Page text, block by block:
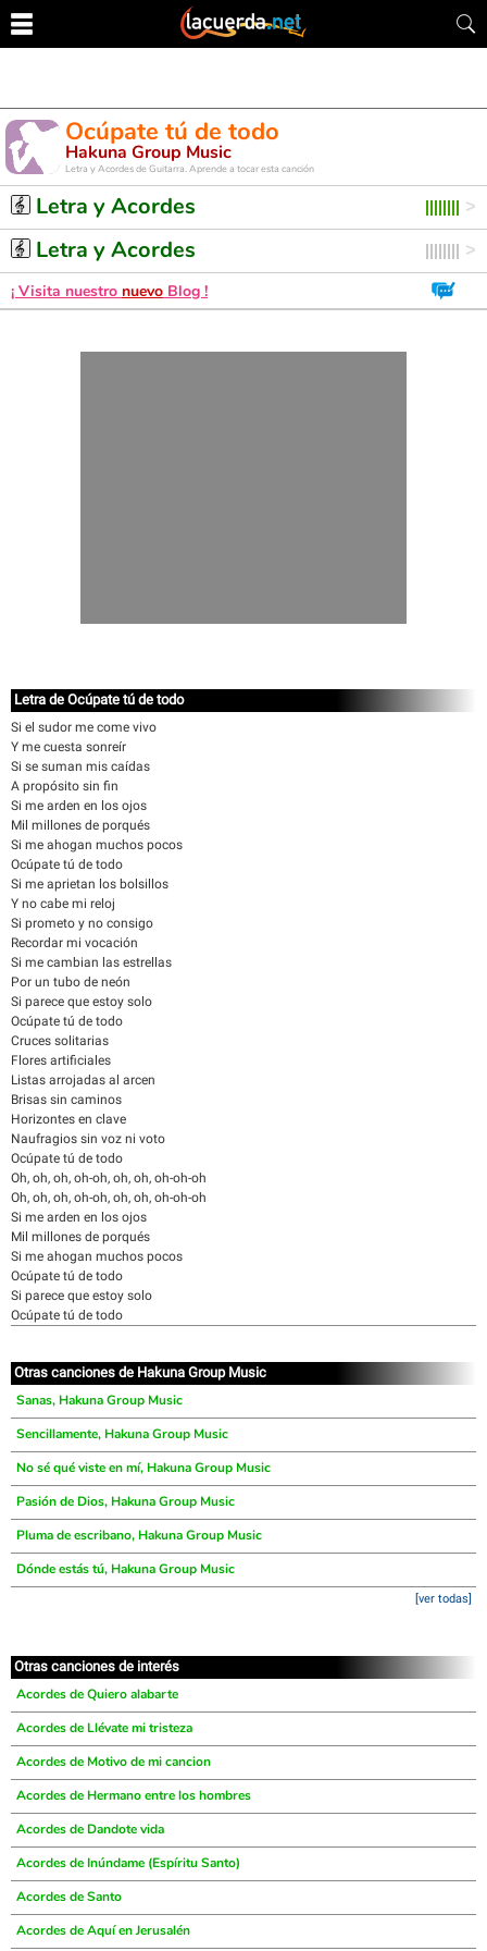
Ocúpate tú de todo
Hakuna Group Music
Letra y Acordes de Guitarra. Aprende a tocar esta canción
Letra y Acordes
Letra y Acordes
¡ Visita nuestro nuevo Blog !
Letra de Ocúpate tú de todo
Si el sudor me come vivo
Y me cuesta sonreír
Si se suman mis caídas
A propósito sin fin
Si me arden en los ojos
Mil millones de porqués
Si me ahogan muchos pocos
Ocúpate tú de todo
Si me aprietan los bolsillos
Y no cabe mi reloj
Si prometo y no consigo
Recordar mi vocación
Si me cambian las estrellas
Por un tubo de neón
Si parece que estoy solo
Ocúpate tú de todo
Cruces solitarias
Flores artificiales
Listas arrojadas al arcen
Brisas sin caminos
Horizontes en clave
Naufragios sin voz ni voto
Ocúpate tú de todo
Oh, oh, oh, oh-oh, oh, oh, oh-oh-oh
Oh, oh, oh, oh-oh, oh, oh, oh-oh-oh
Si me arden en los ojos
Mil millones de porqués
Si me ahogan muchos pocos
Ocúpate tú de todo
Si parece que estoy solo
Ocúpate tú de todo
Otras canciones de Hakuna Group Music
Sanas, Hakuna Group Music
Sencillamente, Hakuna Group Music
No sé qué viste en mí, Hakuna Group Music
Pasión de Dios, Hakuna Group Music
Pluma de escribano, Hakuna Group Music
Dónde estás tú, Hakuna Group Music
[ver todas]
Otras canciones de interés
Acordes de Quiero alabarte
Acordes de Llévate mi tristeza
Acordes de Motivo de mi cancion
Acordes de Hermano entre los hombres
Acordes de Dandote vida
Acordes de Inúndame (Espíritu Santo)
Acordes de Santo
Acordes de Aquí en Jerusalén